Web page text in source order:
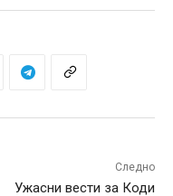
Следно
Ужасни вести за Коди